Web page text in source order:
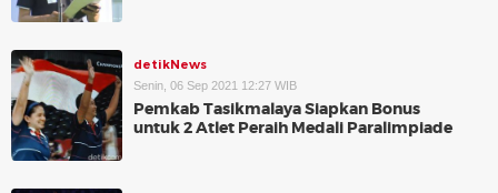
detikNews
Senin, 06 Sep 2021 12:27 WIB
Pemkab Tasikmalaya Siapkan Bonus
untuk 2 Atlet Peraih Medali Paralimpiade